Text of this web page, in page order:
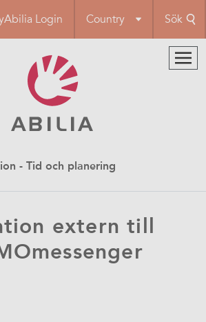
Login Country Sök
- Tid och planering
extern till